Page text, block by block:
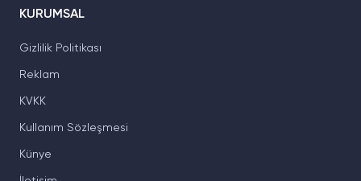
KURUMSAL
Gizlilik Politikası
Reklam
KVKK
Kullanım Sözleşmesi
Künye